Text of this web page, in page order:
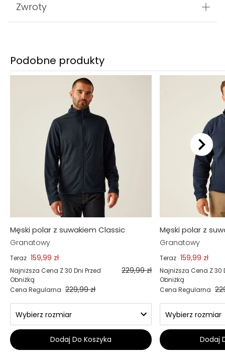
Zwroty
Podobne produkty
Męski polar z suwakiem Classic
Granatowy
Teraz 159,99 zł
Najniższa Cena Z 30 Dni Przed
Obniżką
229,99 zł
Cena Regularna 229,99 zł
Dodaj Do Koszyka
Męski polar z
Granatowy
Teraz 159,99 zł
Najniższa Cena Z 30
Obniżką
Cena Regularna
Dodaj